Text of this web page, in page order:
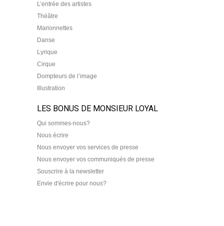
L’entrée des artistes
Théâtre
Marionnettes
Danse
Lyrique
Cirque
Dompteurs de l’image
Illustration
LES BONUS DE MONSIEUR LOYAL
Qui sommes-nous?
Nous écrire
Nous envoyer vos services de presse
Nous envoyer vos communiqués de presse
Souscrire à la newsletter
Envie d'écrire pour nous?